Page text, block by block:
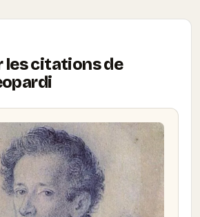
les citations de